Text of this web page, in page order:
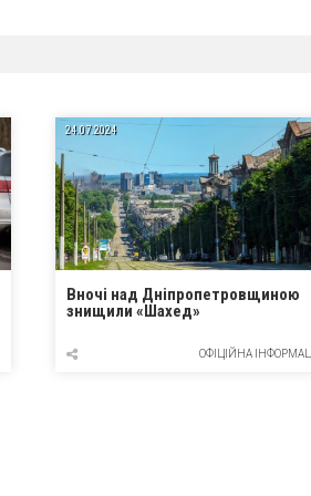
24.07.2024
Вночі над Дніпропетровщиною
знищили «Шахед»
ОФІЦІЙНА